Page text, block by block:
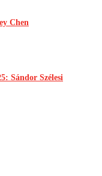
Chen
Sándor Szélesi